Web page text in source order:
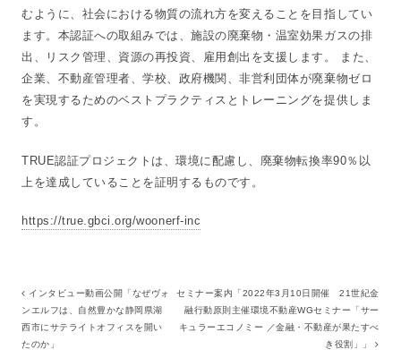
むように、社会における物質の流れ方を変えることを目指してい
ます。本認証への取組みでは、施設の廃棄物・温室効果ガスの排
出、リスク管理、資源の再投資、雇用創出を支援します。 また、
企業、不動産管理者、学校、政府機関、非営利団体が廃棄物ゼロ
を実現するためのベストプラクティスとトレーニングを提供しま
す。
TRUE認証プロジェクトは、環境に配慮し、廃棄物転換率90％以
上を達成していることを証明するものです。
https://true.gbci.org/woonerf-inc
インタビュー動画公開「なぜヴォ
ンエルフは、自然豊かな静岡県湖
西市にサテライトオフィスを開い
たのか」
セミナー案内「2022年3月10日開催 21世紀金
融行動原則主催環境不動産WGセミナー「サー
キュラーエコノミー ／金融・不動産が果たすべ
き役割」」